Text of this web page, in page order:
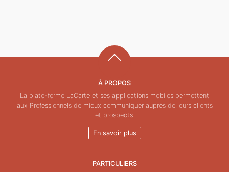
À PROPOS
La plate-forme LaCarte et ses applications mobiles permettent
aux Professionnels de mieux communiquer auprès de leurs clients
et prospects.
En savoir plus
PARTICULIERS